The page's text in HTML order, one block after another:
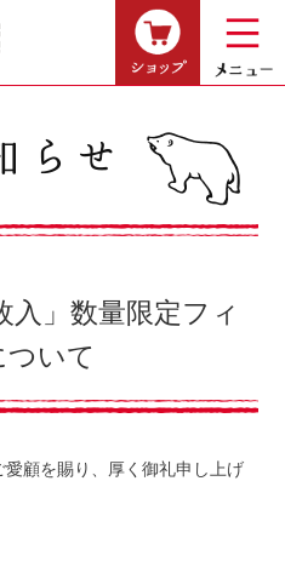
ショップ
入」数量限定フィ
いて
顧を賜り、厚く御礼申し上げ